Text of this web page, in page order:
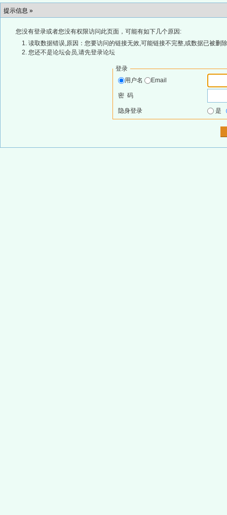
提示信息 »
您没有登录或者您没有权限访问此页面，可能有如下几个原因:
读取数据错误,原因：您要访问的链接无效,可能链接不完整,或数据已被删
您还不是论坛会员,请先登录论坛
登录
用户名
Email
密 码
隐身登录 是